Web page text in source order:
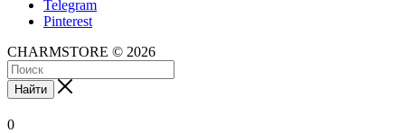
Telegram
Pinterest
CHARMSTORE © 2026
Найти
0